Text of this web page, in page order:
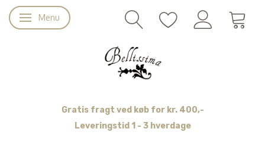
Skifte navigation
Menu
Gratis fragt ved køb for kr. 400,-
Leveringstid 1 - 3 hverdage